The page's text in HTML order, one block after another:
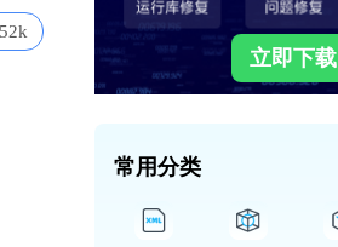
立即下载
常用分类